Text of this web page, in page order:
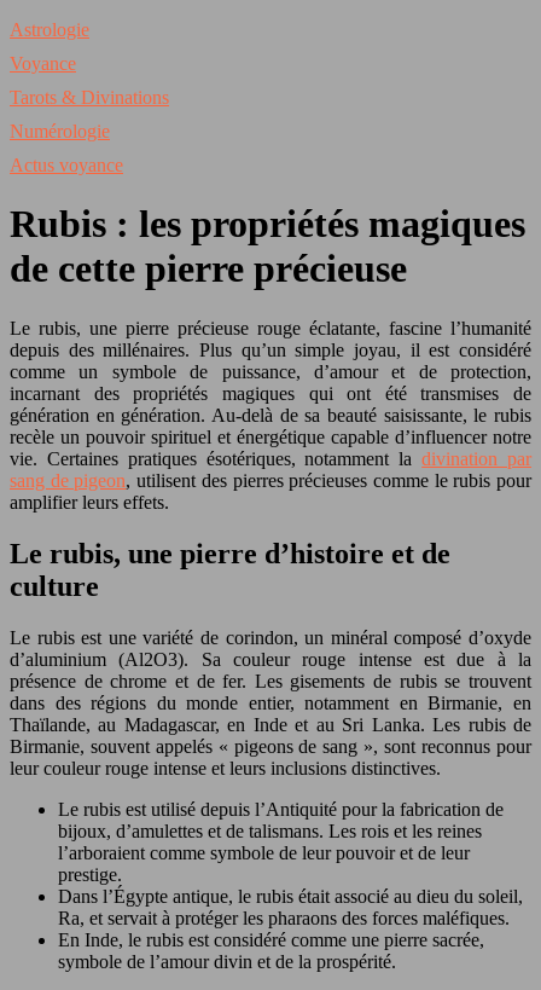
Astrologie
Voyance
Tarots & Divinations
Numérologie
Actus voyance
Rubis : les propriétés magiques
de cette pierre précieuse
Le rubis, une pierre précieuse rouge éclatante, fascine l’humanité
depuis des millénaires. Plus qu’un simple joyau, il est considéré
comme un symbole de puissance, d’amour et de protection,
incarnant des propriétés magiques qui ont été transmises de
génération en génération. Au-delà de sa beauté saisissante, le rubis
recèle un pouvoir spirituel et énergétique capable d’influencer notre
vie. Certaines pratiques ésotériques, notamment ladivination par
sang de pigeon, utilisent des pierres précieuses comme le rubis pour
amplifier leurs effets.
Le rubis, une pierre d’histoire et de
culture
Le rubis est une variété de corindon, un minéral composé d’oxyde
d’aluminium (Al2O3). Sa couleur rouge intense est due à la
présence de chrome et de fer. Les gisements de rubis se trouvent
dans des régions du monde entier, notamment en Birmanie, en
Thaïlande, au Madagascar, en Inde et au Sri Lanka. Les rubis de
Birmanie, souvent appelés « pigeons de sang », sont reconnus pour
leur couleur rouge intense et leurs inclusions distinctives.
Le rubis est utilisé depuis l’Antiquité pour la fabrication de
bijoux, d’amulettes et de talismans. Les rois et les reines
l’arboraient comme symbole de leur pouvoir et de leur
prestige.
Dans l’Égypte antique, le rubis était associé au dieu du soleil,
Ra, et servait à protéger les pharaons des forces maléfiques.
En Inde, le rubis est considéré comme une pierre sacrée,
symbole de l’amour divin et de la prospérité.